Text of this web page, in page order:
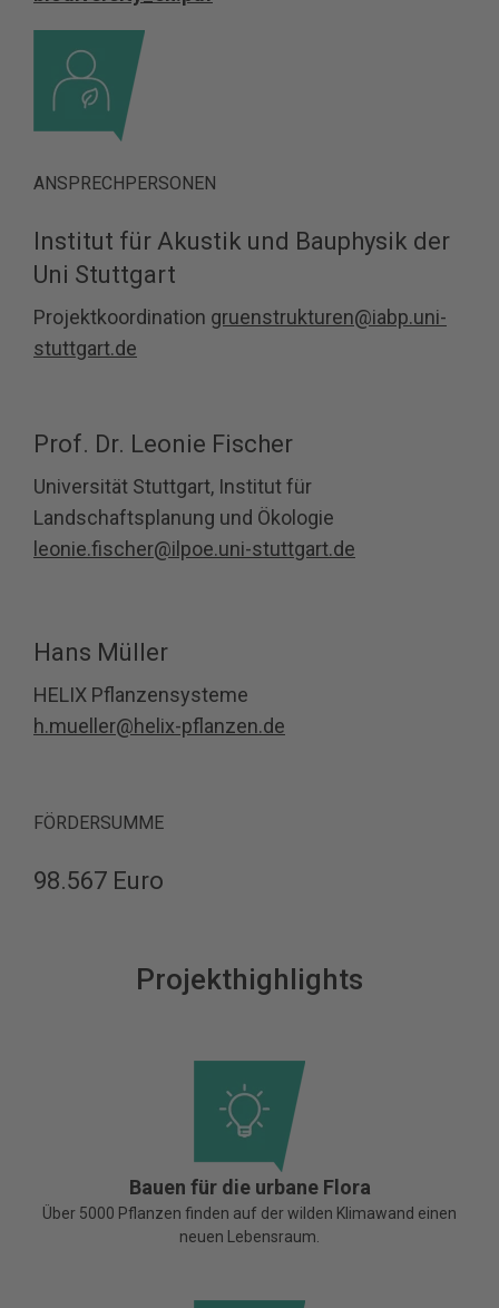
ANSPRECHPERSONEN
Institut für Akustik und Bauphysik der
Uni Stuttgart
Projektkoordination gruenstrukturen@iabp.uni-
stuttgart.de
Prof. Dr. Leonie Fischer
Universität Stuttgart, Institut für
Landschaftsplanung und Ökologie
leonie.fischer@ilpoe.uni-stuttgart.de
Hans Müller
HELIX Pflanzensysteme
h.mueller@helix-pflanzen.de
FÖRDERSUMME
98.567 Euro
Projekthighlights
Bauen für die urbane Flora
Über 5000 Pflanzen finden auf der wilden Klimawand einen
neuen Lebensraum.